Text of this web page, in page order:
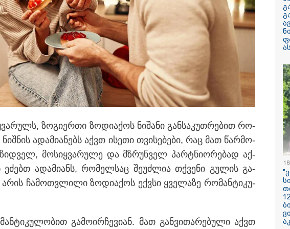
ჩინეთიდან საქართველოში
სამ ეტაპად მოხდება - ფორმების
პირველი კლასის მოსწავლეებისთვის
- ოქტომბრიდან დეკემბრის
"ჩანაწერში
შორის კამათი
მიმდინარეობს -
რომ ის არა
ეთანხმება
არამედ
წინმსწრებ
ფლობდა” - რა
ჩანაწერში,
მამას
რატომ
საქართველო
გველოდება თუ
ზამთარში
ენერგოკრიზისი
"პრობლემის
დაახლოებით
სასკოლო
ზო­გი­ერ­თი ზო­დი­ა­ქოს ნი­შა­ნი გან­სა­კუთ­რე­ბით რო­
ადა­მი­ა­ნებს აქვთ ისე­თი თვი­სე­ბე­ბი, რაც მათ წარ­მო­
მო­სიყ­ვა­რუ­ლე და მზრუნ­ველ პარტნი­ო­რე­ბად აქ­
ეძებთ ადა­მი­ანს, რო­მელ­საც შე­უძ­ლია თქვე­ნი გუ­ლის გა­
არის ჩა­მოთ­ვლი­ლი ზო­დი­ა­ქოს ექ­ვსი ყვე­ლა­ზე რო­მან­ტი­კუ­
გა­მო­ირ­ჩე­ვი­ან. მათ გან­ვი­თა­რე­ბუ­ლი აქვთ